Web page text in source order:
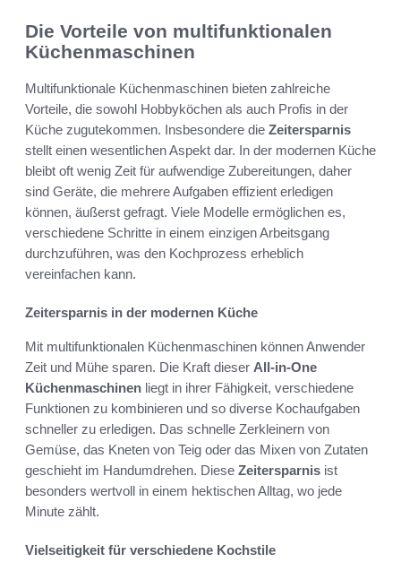
Die Vorteile von multifunktionalen
Küchenmaschinen
Multifunktionale Küchenmaschinen bieten zahlreiche
Vorteile, die sowohl Hobbyköchen als auch Profis in der
Küche zugutekommen. Insbesondere die Zeitersparnis
stellt einen wesentlichen Aspekt dar. In der modernen Küche
bleibt oft wenig Zeit für aufwendige Zubereitungen, daher
sind Geräte, die mehrere Aufgaben effizient erledigen
können, äußerst gefragt. Viele Modelle ermöglichen es,
verschiedene Schritte in einem einzigen Arbeitsgang
durchzuführen, was den Kochprozess erheblich
vereinfachen kann.
Zeitersparnis in der modernen Küche
Mit multifunktionalen Küchenmaschinen können Anwender
Zeit und Mühe sparen. Die Kraft dieser All-in-One
Küchenmaschinen liegt in ihrer Fähigkeit, verschiedene
Funktionen zu kombinieren und so diverse Kochaufgaben
schneller zu erledigen. Das schnelle Zerkleinern von
Gemüse, das Kneten von Teig oder das Mixen von Zutaten
geschieht im Handumdrehen. Diese Zeitersparnis ist
besonders wertvoll in einem hektischen Alltag, wo jede
Minute zählt.
Vielseitigkeit für verschiedene Kochstile